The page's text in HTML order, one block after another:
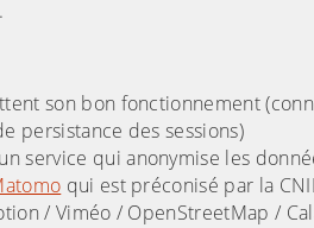
son bon fonctionnement
persistance des sessions)
service qui anonymise les
qui est préconisé par la
/ Viméo / OpenStreetMap /